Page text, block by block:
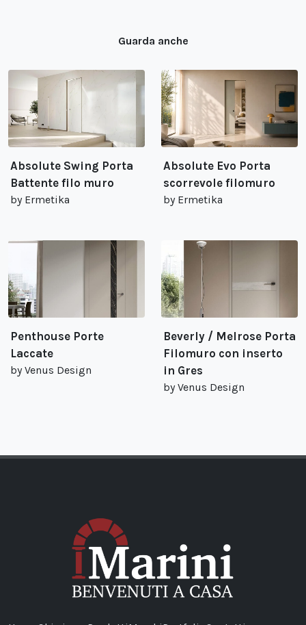
Guarda anche
Absolute Swing Porta
Battente filo muro
by Ermetika
Absolute Evo Porta
scorrevole filomuro
by Ermetika
Penthouse Porte
Laccate
by Venus Design
Beverly / Melrose Porta
Filomuro con inserto
in Gres
by Venus Design